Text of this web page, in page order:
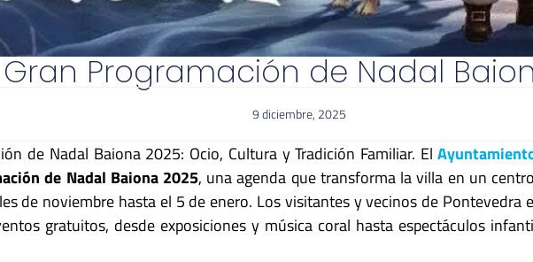
Programación de Nadal
9 diciembre, 2025
de Nadal Baiona 2025: Ocio, Cultura y Tradición Familiar. El
de Nadal Baiona 2025, una agenda que transforma la villa en un
de noviembre hasta el 5 de enero. Los visitantes y vecinos de Pontevedra
gratuitos, desde exposiciones y música coral hasta espectáculos